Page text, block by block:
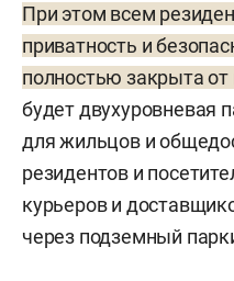
При этом всем
приватность и
полностью закрыта от
будет двухуровневая
для жильцов и
резидентов и
курьеров и
через подземный